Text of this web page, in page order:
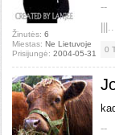
Žinutės: 6
Miestas: Ne Lietuvoje
Prisijungė: 2004-05-31
--
0
--